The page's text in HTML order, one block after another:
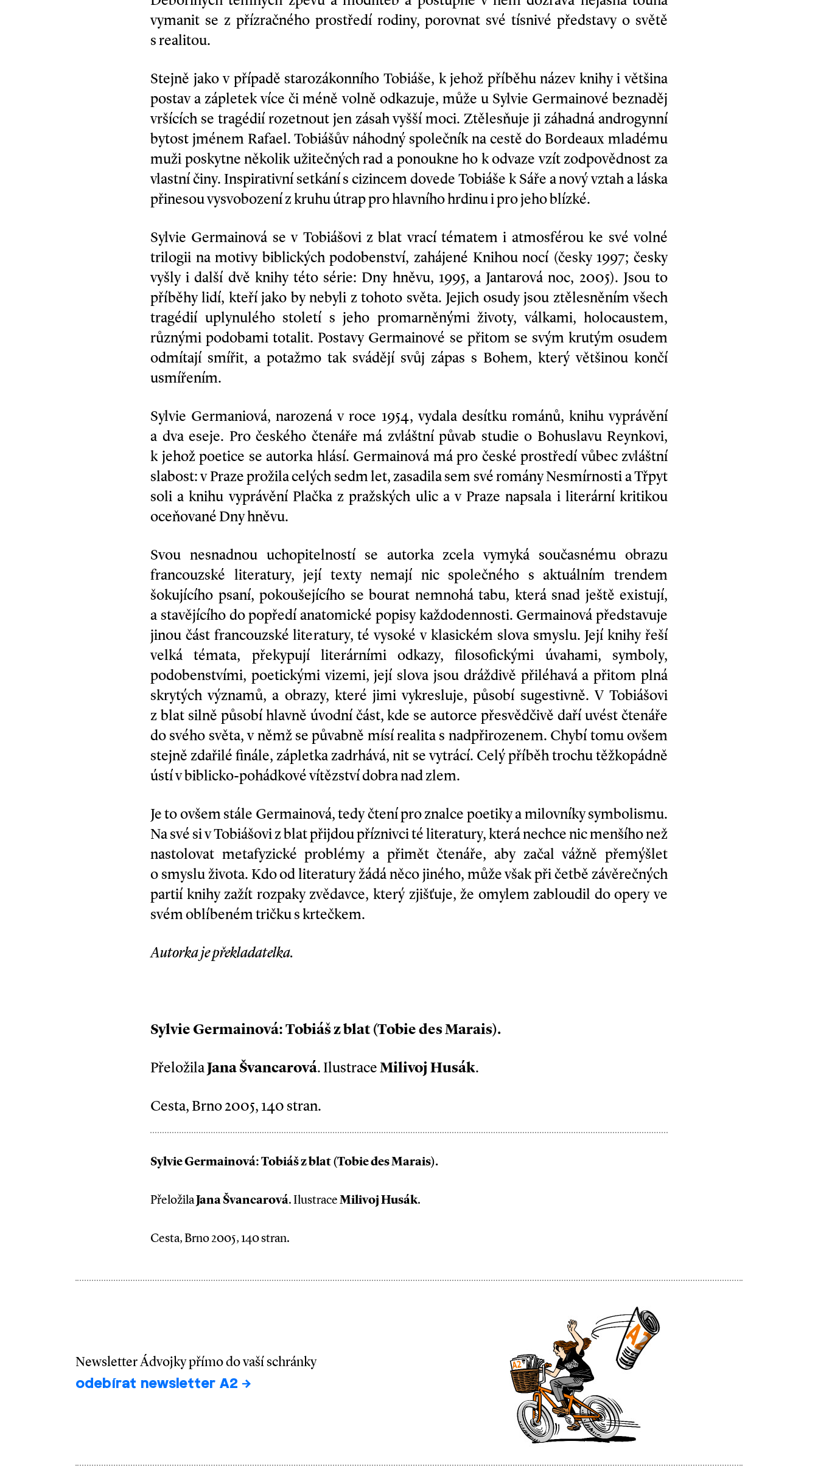
vymanit se z přízračného prostředí rodiny, porovnat své tísnivé představy o světě
s realitou.
Stejně jako v případě starozákonního Tobiáše, k jehož příběhu název knihy i většina
postav a zápletek více či méně volně odkazuje, může u Sylvie Germainové beznaděj
vršících se tragédií rozetnout jen zásah vyšší moci. Ztělesňuje ji záhadná androgynní
bytost jménem Rafael. Tobiášův náhodný společník na cestě do Bordeaux mladému
muži poskytne několik užitečných rad a ponoukne ho k odvaze vzít zodpovědnost za
vlastní činy. Inspirativní setkání s cizincem dovede Tobiáše k Sáře a nový vztah a láska
přinesou vysvobození z kruhu útrap pro hlavního hrdinu i pro jeho blízké.
Sylvie Germainová se v Tobiášovi z blat vrací tématem i atmosférou ke své volné
trilogii na motivy biblických podobenství, zahájené Knihou nocí (česky 1997; česky
vyšly i další dvě knihy této série: Dny hněvu, 1995, a Jantarová noc, 2005). Jsou to
příběhy lidí, kteří jako by nebyli z tohoto světa. Jejich osudy jsou ztělesněním všech
tragédií uplynulého století s jeho promarněnými životy, válkami, holocaustem,
různými podobami totalit. Postavy Germainové se přitom se svým krutým osudem
odmítají smířit, a potažmo tak svádějí svůj zápas s Bohem, který většinou končí
usmířením.
Sylvie Germaniová, narozená v roce 1954, vydala desítku románů, knihu vyprávění
a dva eseje. Pro českého čtenáře má zvláštní půvab studie o Bohuslavu Reynkovi,
k jehož poetice se autorka hlásí. Germainová má pro české prostředí vůbec zvláštní
slabost: v Praze prožila celých sedm let, zasadila sem své romány Nesmírnosti a Třpyt
soli a knihu vyprávění Plačka z pražských ulic a v Praze napsala i literární kritikou
oceňované Dny hněvu.
Svou nesnadnou uchopitelností se autorka zcela vymyká současnému obrazu
francouzské literatury, její texty nemají nic společného s aktuálním trendem
šokujícího psaní, pokoušejícího se bourat nemnohá tabu, která snad ještě existují,
a stavějícího do popředí anatomické popisy každodennosti. Germainová představuje
jinou část francouzské literatury, té vysoké v klasickém slova smyslu. Její knihy řeší
velká témata, překypují literárními odkazy, filosofickými úvahami, symboly,
podobenstvími, poetickými vizemi, její slova jsou dráždivě přiléhavá a přitom plná
skrytých významů, a obrazy, které jimi vykresluje, působí sugestivně. V Tobiášovi
z blat silně působí hlavně úvodní část, kde se autorce přesvědčivě daří uvést čtenáře
do svého světa, v němž se půvabně mísí realita s nadpřirozenem. Chybí tomu ovšem
stejně zdařilé finále, zápletka zadrhává, nit se vytrácí. Celý příběh trochu těžkopádně
ústí v biblicko-pohádkové vítězství dobra nad zlem.
Je to ovšem stále Germainová, tedy čtení pro znalce poetiky a milovníky symbolismu.
Na své si v Tobiášovi z blat přijdou příznivci té literatury, která nechce nic menšího než
nastolovat metafyzické problémy a přimět čtenáře, aby začal vážně přemýšlet
o smyslu života. Kdo od literatury žádá něco jiného, může však při četbě závěrečných
partií knihy zažít rozpaky zvědavce, který zjišťuje, že omylem zabloudil do opery ve
svém oblíbeném tričku s krtečkem.
Autorka je překladatelka.
Sylvie Germainová: Tobiáš z blat (Tobie des Marais).
PřeložilaJana Švancarová. IlustraceMilivoj Husák.
Cesta, Brno 2005, 140 stran.
Sylvie Germainová: Tobiáš z blat (Tobie des Marais).
PřeložilaJana Švancarová. IlustraceMilivoj Husák.
Cesta, Brno 2005, 140 stran.
Newsletter Ádvojky přímo do vaší schránky
odebírat newsletter A2